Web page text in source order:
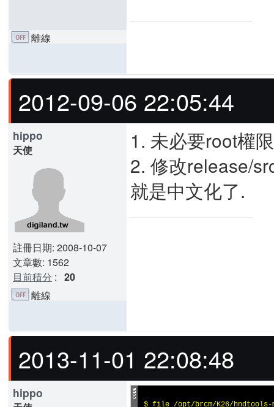
離線
2012-09-06 22:05:44
hippo
天使
註冊日期: 2008-10-07
文章數: 1562
目前積分 : 20
1. 未必要root權
2. 修改release/
就是中文化了.
離線
2013-11-01 22:08:48
hippo
$ file /opt/brcm/K26/